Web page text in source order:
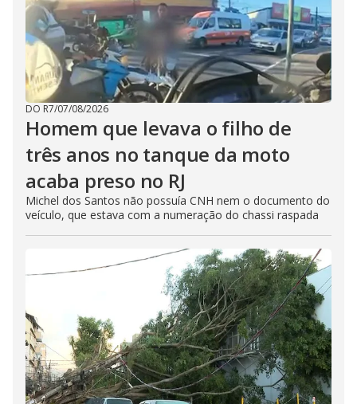
DO R7/07/08/2026
Homem que levava o filho de
três anos no tanque da moto
acaba preso no RJ
Michel dos Santos não possuía CNH nem o documento do
veículo, que estava com a numeração do chassi raspada